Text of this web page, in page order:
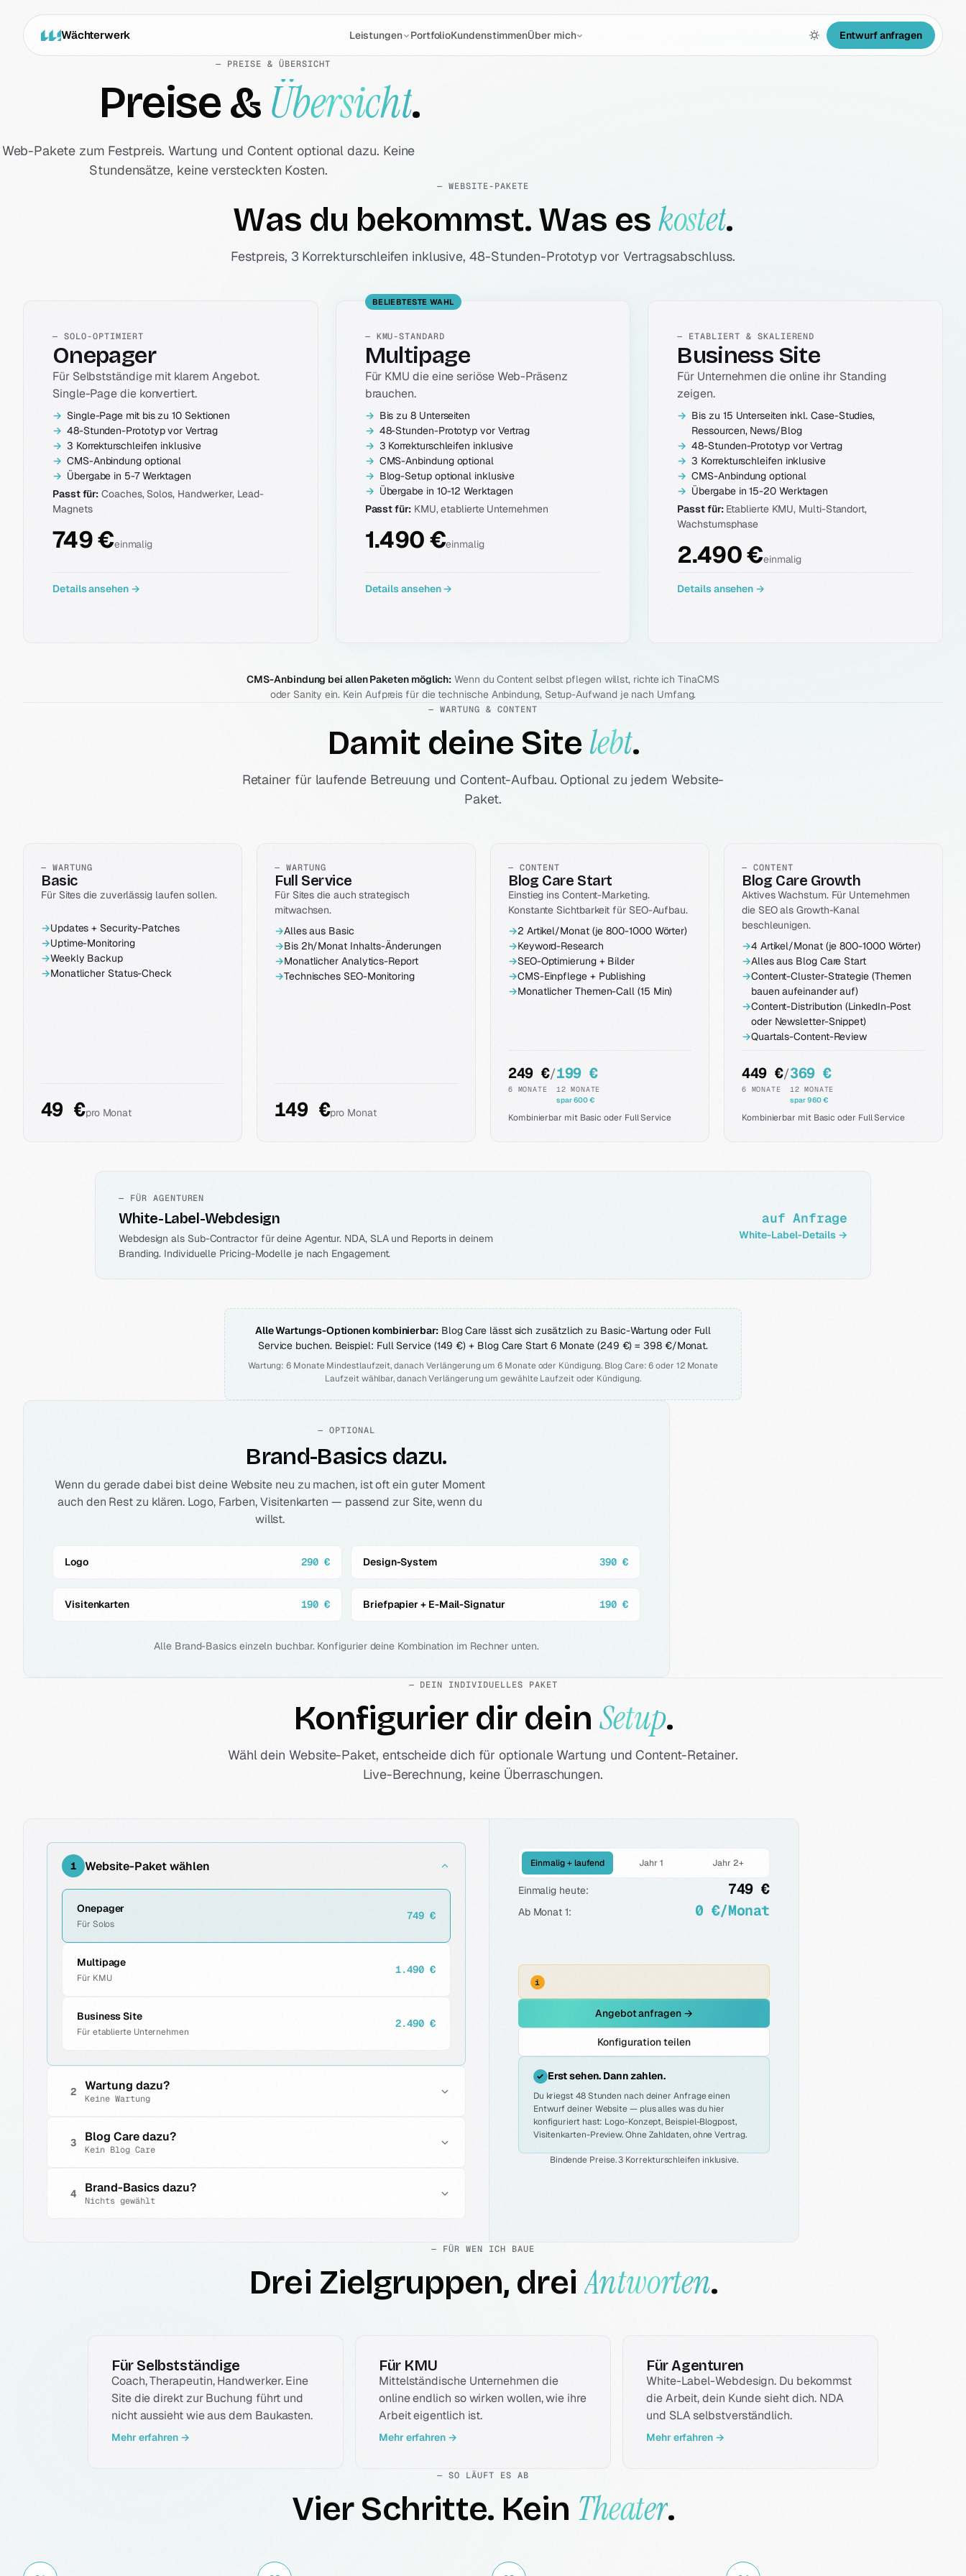
Wächterwerk Leistungen PortfolioKundenstimmenÜber mich Entwurf anfragen
— PREISE & ÜBERSICHT
Preise & Übersicht.
Web-Pakete zum Festpreis. Wartung und Content optional dazu. Keine
Stundensätze, keine versteckten Kosten.
— WEBSITE-PAKETE
Was du bekommst. Was eskostet.
Festpreis, 3 Korrekturschleifen inklusive, 48-Stunden-Prototyp vor Vertragsabschluss.
— SOLO-OPTIMIERT
Onepager
Für Selbstständige mit klarem Angebot.
Single-Page die konvertiert.
Single-Page mit bis zu 10 Sektionen
48-Stunden-Prototyp vor Vertrag
3 Korrekturschleifen inklusive
CMS-Anbindung optional
Übergabe in 5-7 Werktagen
Passt für: Coaches, Solos, Handwerker, Lead-
Magnets
749 €einmalig
Details ansehen →
BELIEBTESTE WAHL
— KMU-STANDARD
Multipage
Für KMU die eine seriöse Web-Präsenz
brauchen.
Bis zu 8 Unterseiten
48-Stunden-Prototyp vor Vertrag
3 Korrekturschleifen inklusive
CMS-Anbindung optional
Blog-Setup optional inklusive
Übergabe in 10-12 Werktagen
Passt für:KMU, etablierte Unternehmen
1.490 €einmalig
Details ansehen →
— ETABLIERT & SKALIEREND
Business Site
Für Unternehmen die online ihr Standing
zeigen.
Bis zu 15 Unterseiten inkl. Case-Studies,
Ressourcen, News/Blog
48-Stunden-Prototyp vor Vertrag
3 Korrekturschleifen inklusive
CMS-Anbindung optional
Übergabe in 15-20 Werktagen
Passt für:Etablierte KMU, Multi-Standort,
Wachstumsphase
2.490 €einmalig
Details ansehen →
CMS-Anbindung bei allen Paketen möglich: Wenn du Content selbst pflegen willst, richte ich TinaCMS
oder Sanity ein. Kein Aufpreis für die technische Anbindung, Setup-Aufwand je nach Umfang.
— WARTUNG & CONTENT
Damit deine Site lebt.
Retainer für laufende Betreuung und Content-Aufbau. Optional zu jedem Website-
Paket.
— WARTUNG
Basic
Für Sites die zuverlässig laufen sollen.
→Updates + Security-Patches
→Uptime-Monitoring
→Weekly Backup
→Monatlicher Status-Check
49 €pro Monat
— WARTUNG
Full Service
Für Sites die auch strategisch
mitwachsen.
→Alles aus Basic
→Bis 2h/Monat Inhalts-Änderungen
→Monatlicher Analytics-Report
→Technisches SEO-Monitoring
149 €pro Monat
— CONTENT
Blog Care Start
Einstieg ins Content-Marketing.
Konstante Sichtbarkeit für SEO-Aufbau.
→2 Artikel/Monat (je 800-1000 Wörter)
→Keyword-Research
→SEO-Optimierung + Bilder
→CMS-Einpflege + Publishing
→Monatlicher Themen-Call (15 Min)
249 €
6 MONATE
/199 €
12 MONATE
spar 600 €
Kombinierbar mit Basic oder Full Service
— CONTENT
Blog Care Growth
Aktives Wachstum. Für Unternehmen
die SEO als Growth-Kanal
beschleunigen.
→4 Artikel/Monat (je 800-1000 Wörter)
→Alles aus Blog Care Start
→Content-Cluster-Strategie (Themen
bauen aufeinander auf)
→Content-Distribution (LinkedIn-Post
oder Newsletter-Snippet)
→Quartals-Content-Review
449 €
6 MONATE
/369 €
12 MONATE
spar 960 €
Kombinierbar mit Basic oder Full Service
— FÜR AGENTUREN
White-Label-Webdesign
Webdesign als Sub-Contractor für deine Agentur. NDA, SLA und Reports in deinem
Branding. Individuelle Pricing-Modelle je nach Engagement.
auf Anfrage
White-Label-Details →
Alle Wartungs-Optionen kombinierbar:Blog Care lässt sich zusätzlich zu Basic-Wartung oder Full
Service buchen. Beispiel: Full Service (149 €) + Blog Care Start 6 Monate (249 €) = 398 €/Monat.
Wartung: 6 Monate Mindestlaufzeit, danach Verlängerung um 6 Monate oder Kündigung. Blog Care: 6 oder 12 Monate
Laufzeit wählbar, danach Verlängerung um gewählte Laufzeit oder Kündigung.
— OPTIONAL
Brand-Basics dazu.
Wenn du gerade dabei bist deine Website neu zu machen, ist oft ein guter Moment
auch den Rest zu klären. Logo, Farben, Visitenkarten — passend zur Site, wenn du
willst.
Logo 290 € Design-System 390 €
Visitenkarten 190 € Briefpapier + E-Mail-Signatur 190 €
Alle Brand-Basics einzeln buchbar. Konfigurier deine Kombination im Rechner unten.
— DEIN INDIVIDUELLES PAKET
Konfigurier dir dein Setup.
Wähl dein Website-Paket, entscheide dich für optionale Wartung und Content-Retainer.
Live-Berechnung, keine Überraschungen.
1 Website-Paket wählen
Onepager
Für Solos
749 €
Multipage
Für KMU
1.490 €
Business Site
Für etablierte Unternehmen
2.490 €
2 Wartung dazu?
Keine Wartung
Keine Wartung
Ich kümmere mich selbst
Basic
Updates + Uptime + Backups
149 €/Monat
3 Blog Care dazu?
Kein Blog Care
Kein Blog Care
Kein Content-Retainer
ab 199 €/Monat
ab 369 €/Monat
4 Brand-Basics dazu?
Nichts gewählt
290 €
Visitenkarten
2 Layout-Varianten druckfähig. Vorder- und Rückseite.
Print-PDF druckerbereit.
190 €
Briefpapier-Vorlage (Word + PDF). E-Mail-Signatur als HTML
190 €
Einmalig + laufend Jahr 1 Jahr 2+
Einmalig heute: 749 €
Ab Monat 1: 0 €/Monat
i
Angebot anfragen →
Konfiguration teilen
✓ Erst sehen. Dann zahlen.
Du kriegst 48 Stunden nach deiner Anfrage einen
Entwurf deiner Website — plus alles was du hier
konfiguriert hast: Logo-Konzept, Beispiel-Blogpost,
Visitenkarten-Preview. Ohne Zahldaten, ohne Vertrag.
Bindende Preise. 3 Korrekturschleifen inklusive.
— FÜR WEN ICH BAUE
Drei Zielgruppen, drei Antworten.
Für Selbstständige
Coach, Therapeutin, Handwerker. Eine
Site die direkt zur Buchung führt und
nicht aussieht wie aus dem Baukasten.
Mehr erfahren →
Für KMU
Mittelständische Unternehmen die
online endlich so wirken wollen, wie ihre
Arbeit eigentlich ist.
Mehr erfahren →
Für Agenturen
White-Label-Webdesign. Du bekommst
die Arbeit, dein Kunde sieht dich. NDA
und SLA selbstverständlich.
Mehr erfahren →
— SO LÄUFT ES AB
Vier Schritte. Kein Theater.